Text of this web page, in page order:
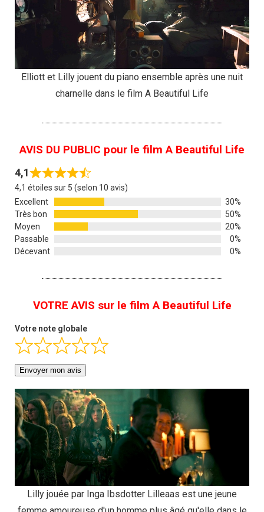
Elliott et Lilly jouent du piano ensemble après une nuit
charnelle dans le film A Beautiful Life
AVIS DU PUBLIC pour le film A Beautiful Life
4,1
4,1 étoiles sur 5 (selon 10 avis)
Excellent
30%
Très bon
50%
Moyen
20%
Passable
0%
Décevant
0%
VOTRE AVIS sur le film A Beautiful Life
Votre note globale
Envoyer mon avis
Lilly jouée par Inga Ibsdotter Lilleaas est une jeune